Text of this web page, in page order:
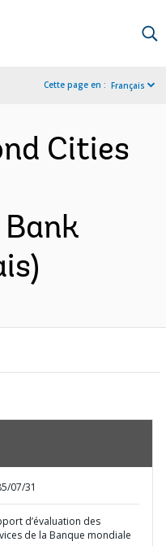
Cette page en : Français
Cities
07/31
d’évaluation des
de la Banque mondiale